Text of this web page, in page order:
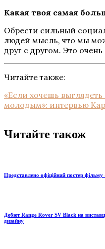
Какая твоя самая
Обрести сильный
людей мысль, что мы
друг с другом. Это
Читайте также:
«Если хочешь
молодым»: интервью
Читайте також
Представлено офіційний постер
Дебют Range Rover SV Black на
дизайну